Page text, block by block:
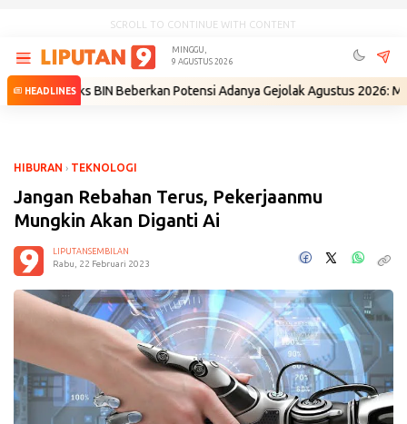
SCROLL TO CONTINUE WITH CONTENT
MINGGU,
9 AGUSTUS 2026
HEADLINES
Eks BIN Beberkan Potensi Adanya Gejolak Agustus 2026: Masuk
HIBURAN › TEKNOLOGI
Jangan Rebahan Terus, Pekerjaanmu
Mungkin Akan Diganti Ai
LIPUTANSEMBILAN
Rabu, 22 Februari 2023